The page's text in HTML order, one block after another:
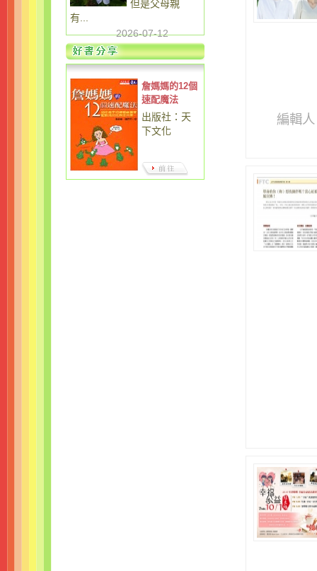
但是父母親
有...
2026-07-12
詹媽媽的12個
速配魔法
出版社：天
下文化
編輯